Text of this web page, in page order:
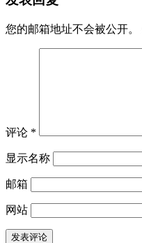
您的邮箱地址不会被公开。
评论 *
显示名称
邮箱
网站